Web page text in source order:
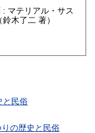
: マテリアル・サス
鈴木了二 著）
と民俗
の歴史と民俗